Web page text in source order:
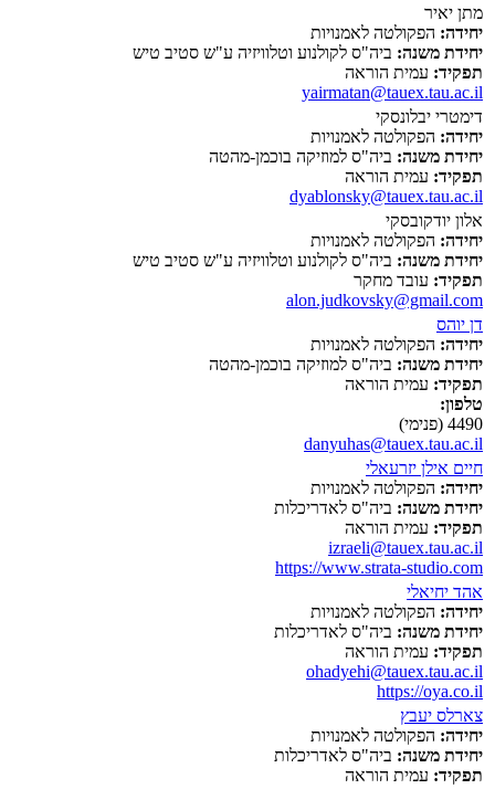
מתן יאיר
יחידה: הפקולטה לאמנויות
יחידת משנה: ביה"ס לקולנוע וטלוויזיה ע"ש סטיב טיש
תפקיד: עמית הוראה
yairmatan@tauex.tau.ac.il
דימטרי יבלונסקי
יחידה: הפקולטה לאמנויות
יחידת משנה: ביה"ס למוזיקה בוכמן-מהטה
תפקיד: עמית הוראה
dyablonsky@tauex.tau.ac.il
אלון יודקובסקי
יחידה: הפקולטה לאמנויות
יחידת משנה: ביה"ס לקולנוע וטלוויזיה ע"ש סטיב טיש
תפקיד: עובד מחקר
alon.judkovsky@gmail.com
דן יוהס
יחידה: הפקולטה לאמנויות
יחידת משנה: ביה"ס למוזיקה בוכמן-מהטה
תפקיד: עמית הוראה
טלפון:
4490 (פנימי)
danyuhas@tauex.tau.ac.il
חיים אילן יזרעאלי
יחידה: הפקולטה לאמנויות
יחידת משנה: ביה"ס לאדריכלות
תפקיד: עמית הוראה
izraeli@tauex.tau.ac.il
https://www.strata-studio.com
אהד יחיאלי
יחידה: הפקולטה לאמנויות
יחידת משנה: ביה"ס לאדריכלות
תפקיד: עמית הוראה
ohadyehi@tauex.tau.ac.il
https://oya.co.il
צארלס יעבץ
יחידה: הפקולטה לאמנויות
יחידת משנה: ביה"ס לאדריכלות
תפקיד: עמית הוראה